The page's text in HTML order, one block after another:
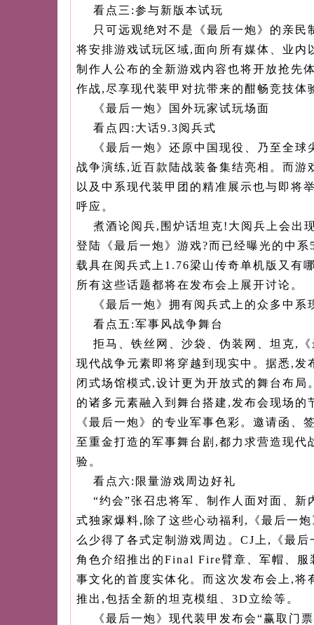
看点三:参与新版本试玩
只可远观绝对不是《最后一炮》的亲民
将安排游戏试玩区域,面向所有媒体、业内
制作人公布的全新游戏内容也将开放抢先
作战,尽享现代装甲对抗带来的酣畅竞技体
《最后一炮》国外玩家试玩场面
看点四:大话9.3阅兵式
《最后一炮》还原中国现役、乃至全
战争演练,近百款陆战装备集结亮相。而游
以及中系现代装甲团的精准展示也与即将
呼应。
煮酒论阅兵,围炉话坦克!大阅兵上会出
登陆《最后一炮》游戏?而已经曝光的中
载具在阅兵式上1.76梁山传奇单机版又有
所有这些话题都将在发布会上展开讨论。
《最后一炮》拥有阅兵式上的众多中系
看点五:军事风战争舞台
拒马、铁丝网、沙袋、伪装网、坦克,
现代战争元素即将穿越到现实中。据悉,发
闭式场馆模式,设计更为开放式的舞台布局
的诸多元素融入到舞台搭建,发布会现场的
《最后一炮》的专业军事色彩。邀请函、
至重金打造的军事舞台剧,都力求营造现代
验。
看点六:限量游戏周边好礼
“约会”张召忠将军、制作人面对面、新
式独家爆料,除了这些心动福利,《最后一
么少得了各式定制游戏周边。CJ上,《最
角色介绍推出的Final Fire臂章、军帽、服
事文化的首度实体化。而这次发布会上,将
推出,包括全新的坦克模组、3D立绘等。
《最后一炮》现代装甲发布会“赢取门